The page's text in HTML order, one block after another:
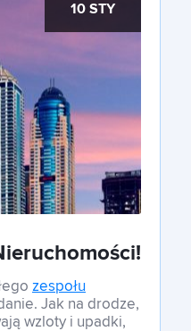
10 STY
zespołu
Jak na drodze,
wzloty i upadki,